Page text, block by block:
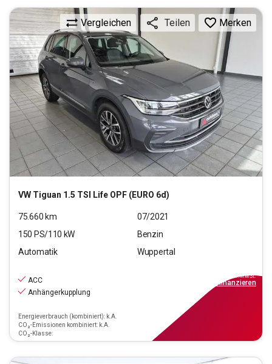
VW Tiguan 1.5 TSI Life OPF (EURO 6d)
Vergleichen Teilen Merken
75.660 km
07/2021
150 PS/110 kW
Benzin
Automatik
Wuppertal
ACC
Anhängerkupplung
Energieverbrauch (kombiniert): k.A.
CO₂-Emissionen kombiniert: k.A.
CO₂-Klasse:
inkl.MwSt.
finanzieren